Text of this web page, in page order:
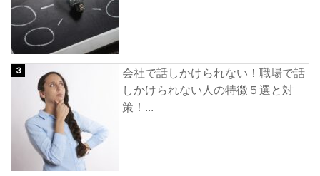
会社で話しかけられない！職場で話
しかけられない人の特徴５選と対
策！...